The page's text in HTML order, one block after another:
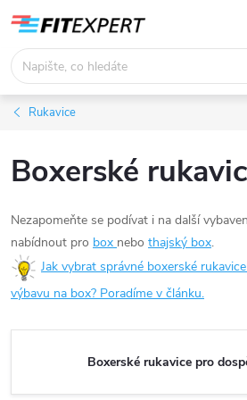
obsah
Rukavice
Boxerské
Nezapomeňte se podívat i na další
nabídnout pro box nebo thajský box.
Jak vybrat správné boxerské
výbavu na box? Poradíme v článku.
Boxerské rukavice pro